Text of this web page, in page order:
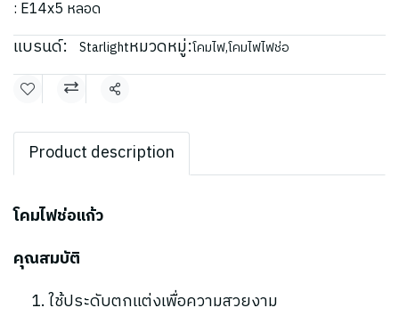
: E14x5 หลอด
แบรนด์: Starlightหมวดหมู่:โคมไฟ,โคมไฟไฟช่อ
แชร์
Product description
โคมไฟช่อแก้ว
คุณสมบัติ
ใช้ประดับตกแต่งเพื่อความสวยงาม